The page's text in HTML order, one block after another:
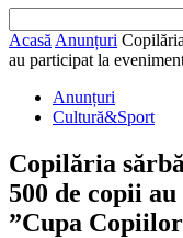
Acasă Anunțuri
au participat la
Anunțuri
Cultură&Sport
Copilăria
500 de copii
”Cupa